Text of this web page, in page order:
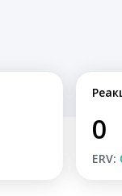
0
ERV: